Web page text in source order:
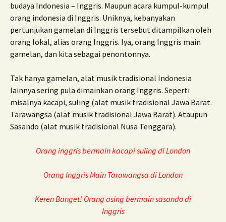
budaya Indonesia – Inggris. Maupun acara kumpul-kumpul
orang indonesia di Inggris. Uniknya, kebanyakan
pertunjukan gamelan di Inggris tersebut ditampilkan oleh
orang lokal, alias orang Inggris. Iya, orang Inggris main
gamelan, dan kita sebagai penontonnya.
Tak hanya gamelan, alat musik tradisional Indonesia
lainnya sering pula dimainkan orang Inggris. Seperti
misalnya kacapi, suling (alat musik tradisional Jawa Barat.
Tarawangsa (alat musik tradisional Jawa Barat). Ataupun
Sasando (alat musik tradisional Nusa Tenggara).
Orang inggris bermain kacapi suling di London
Orang Inggris Main Tarawangsa di London
Keren Banget! Orang asing bermain sasando di
Inggris